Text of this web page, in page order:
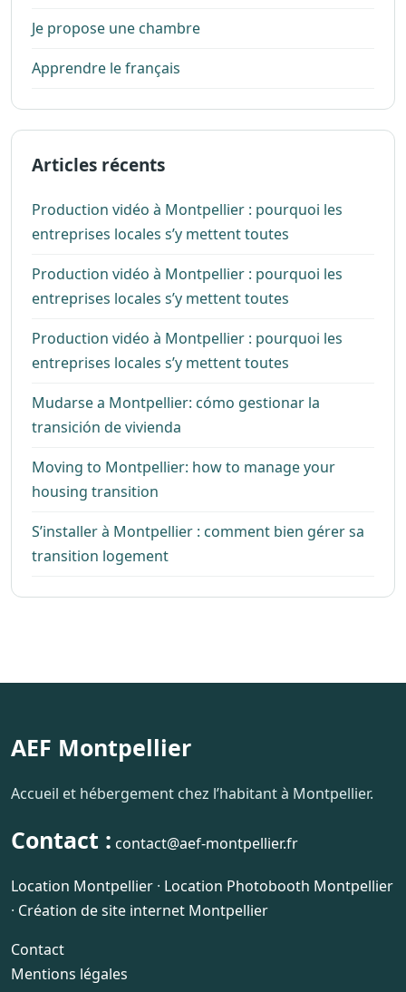
Je propose une chambre
Apprendre le français
Articles récents
Production vidéo à Montpellier : pourquoi les
entreprises locales s’y mettent toutes
Production vidéo à Montpellier : pourquoi les
entreprises locales s’y mettent toutes
Production vidéo à Montpellier : pourquoi les
entreprises locales s’y mettent toutes
Mudarse a Montpellier: cómo gestionar la
transición de vivienda
Moving to Montpellier: how to manage your
housing transition
S’installer à Montpellier : comment bien gérer sa
transition logement
AEF Montpellier
Accueil et hébergement chez l’habitant à Montpellier.
Contact : contact@aef-montpellier.fr
Location Montpellier · Location Photobooth Montpellier
· Création de site internet Montpellier
Contact
Mentions légales